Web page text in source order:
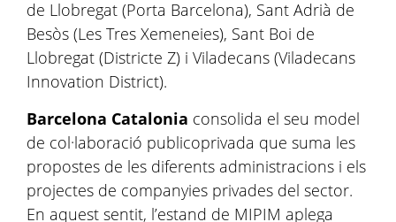
de Llobregat (Porta Barcelona), Sant Adrià de
Besòs (Les Tres Xemeneies), Sant Boi de
Llobregat (Districte Z) i Viladecans (Viladecans
Innovation District).
Barcelona Catalonia consolida el seu model
de col·laboració publicoprivada que suma les
propostes de les diferents administracions i els
projectes de companyies privades del sector.
En aquest sentit, l’estand de MIPIM aplega